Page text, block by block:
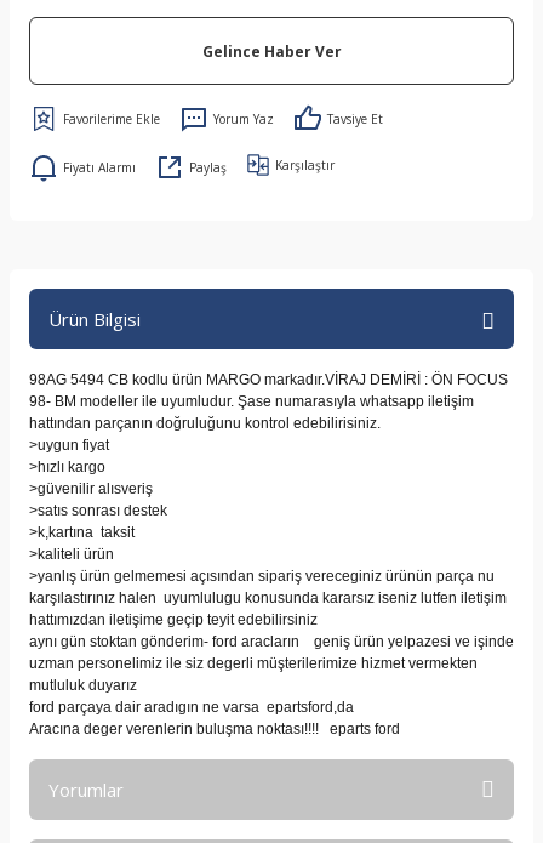
Gelince Haber Ver
Yorum Yaz Tavsiye Et
Fiyatı Alarmı Paylaş Karşılaştır
Ürün Bilgisi
98AG 5494 CB kodlu ürün MARGO markadır.VİRAJ DEMİRİ : ÖN FOCUS
98- BM modeller ile uyumludur. Şase numarasıyla whatsapp iletişim
hattından parçanın doğruluğunu kontrol edebilirisiniz.
>uygun fiyat
>hızlı kargo
>güvenilir alısveriş
>satıs sonrası destek
>k,kartına taksit
>kaliteli ürün
>yanlış ürün gelmemesi açısından sipariş vereceginiz ürünün parça nu
karşılastırınız halen uyumlulugu konusunda kararsız iseniz lutfen iletişim
hattımızdan iletişime geçip teyit edebilirsiniz
aynı gün stoktan gönderim- ford aracların geniş ürün yelpazesi ve işinde
uzman personelimiz ile siz degerli müşterilerimize hizmet vermekten
mutluluk duyarız
ford parçaya dair aradıgın ne varsa epartsford,da
Aracına deger verenlerin buluşma noktası!!!! eparts ford
Yorumlar